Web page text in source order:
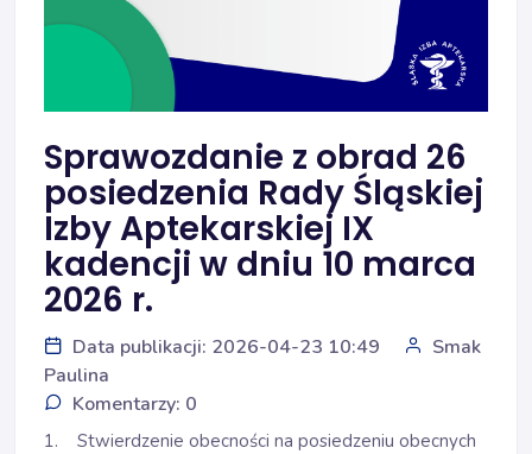
Sprawozdanie z obrad 26
posiedzenia Rady Śląskiej
Izby Aptekarskiej IX
kadencji w dniu 10 marca
2026 r.
Data publikacji: 2026-04-23 10:49
Smak
Paulina
Komentarzy: 0
1. Stwierdzenie obecności na posiedzeniu obecnych